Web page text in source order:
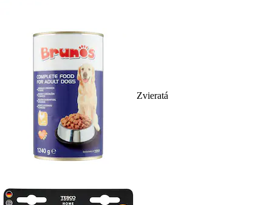
Zvieratá